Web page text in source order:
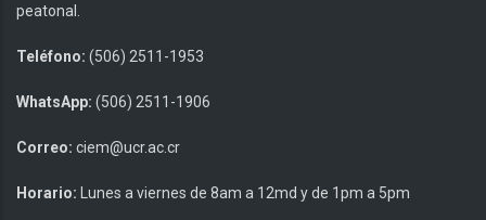
peatonal.
Teléfono: (506) 2511-1953
WhatsApp: (506) 2511-1906
Correo: ciem@ucr.ac.cr
Horario: Lunes a viernes de 8am a 12md y de 1pm a 5pm